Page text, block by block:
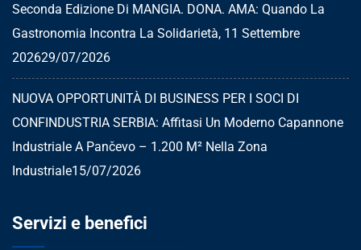
Seconda Edizione Di MANGIA. DONA. AMA: Quando La
Gastronomia Incontra La Solidarietà, 11 Settembre
202629/07/2026
NUOVA OPPORTUNITÀ DI BUSINESS PER I SOCI DI
CONFINDUSTRIA SERBIA: Affitasi Un Moderno Capannone
Industriale A Pančevo – 1.200 M² Nella Zona
Industriale15/07/2026
Servizi e benefici